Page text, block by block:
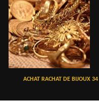
ACHAT RACHAT DE BIJOUX 34